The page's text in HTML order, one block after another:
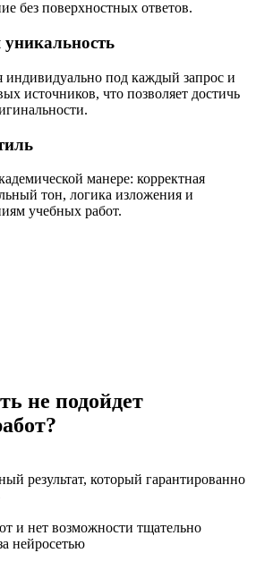
без поверхностных ответов.
индивидуально под каждый запрос и
источников, что позволяет достичь
манере: корректная
тон, логика изложения и
учебных работ.
не подойдет
результат, который гарантированно
и нет возможности тщательно
нейросетью